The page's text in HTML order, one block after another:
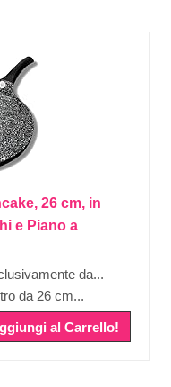
26 cm, in
e Piano a
da...
da 26 cm...
al Carrello!